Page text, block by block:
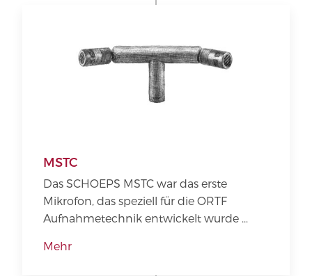
MSTC
Das SCHOEPS MSTC war das erste
Mikrofon, das speziell für die ORTF
Aufnahmetechnik entwickelt wurde ...
Mehr